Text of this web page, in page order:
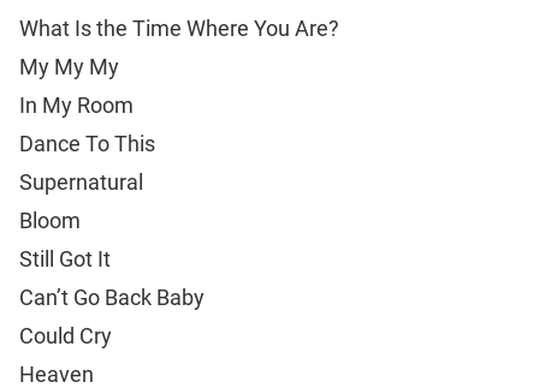
What Is the Time Where You Are?
My My My
In My Room
Dance To This
Supernatural
Bloom
Still Got It
Can’t Go Back Baby
Could Cry
Heaven